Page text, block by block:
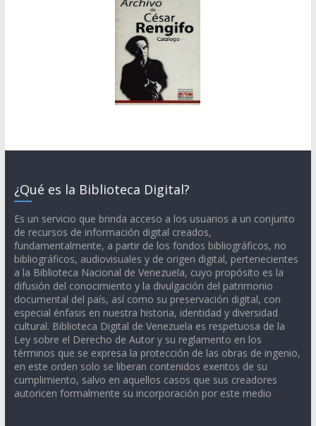
¿Qué es la Biblioteca Digital?
Es un servicio que brinda acceso a los usuarios a un conjunto
de recursos de información digital creados,
fundamentalmente, a partir de los fondos bibliográficos, no
bibliográficos, audiovisuales y de origen digital, pertenecientes
a la Biblioteca Nacional de Venezuela, cuyo propósito es la
difusión del conocimiento y la divulgación del patrimonio
documental del país, así como su preservación digital, con
especial énfasis en nuestra historia, identidad y diversidad
cultural. Biblioteca Digital de Venezuela es respetuosa de la
Ley sobre el Derecho de Autor y su reglamento en los
términos que se expresa la protección de las obras de ingenio,
en este orden solo se liberan contenidos exentos de su
cumplimiento, salvo en aquellos casos que sus creadores
autoricen formalmente su incorporación por este medio